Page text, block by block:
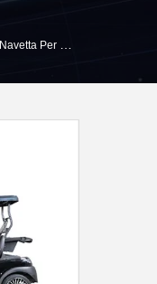
Navetta Per Gli Ospiti Del Resort - Golf Cart Elettrico A 6 Posti